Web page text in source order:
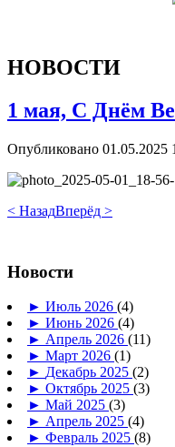
НОВОСТИ
1 мая, С Днём
Опубликовано 01.05.2025
< НазадВперёд >
Новости
► Июль 2026 (4)
► Июнь 2026 (4)
► Апрель 2026 (11)
► Март 2026 (1)
► Декабрь 2025 (2)
► Октябрь 2025 (3)
► Май 2025 (3)
► Апрель 2025 (4)
► Февраль 2025 (8)